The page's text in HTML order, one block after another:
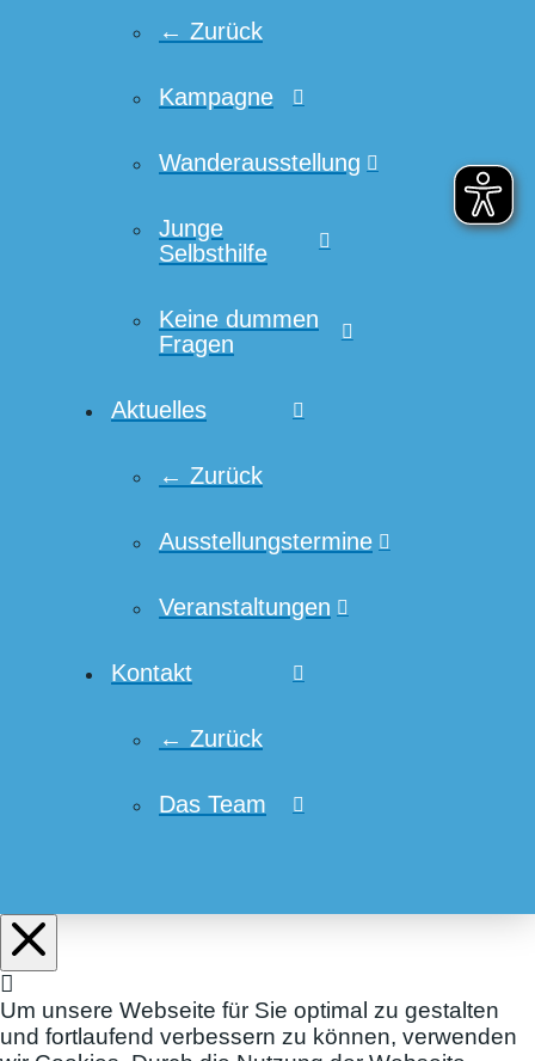
← Zurück
Kampagne
Wanderausstellung
Junge
Selbsthilfe
Keine dummen
Fragen
Aktuelles
← Zurück
Ausstellungstermine
Veranstaltungen
Kontakt
← Zurück
Das Team
Um unsere Webseite für Sie optimal zu gestalten
und fortlaufend verbessern zu können, verwenden